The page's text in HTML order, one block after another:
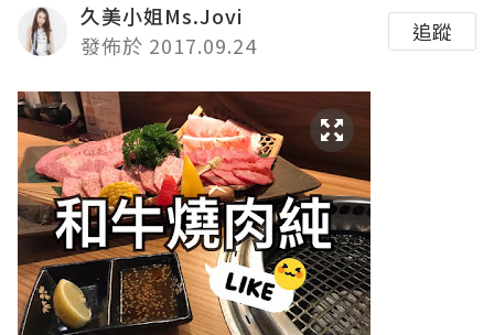
久美小姐Ms.Jovi
發佈於 2017.09.24
追蹤